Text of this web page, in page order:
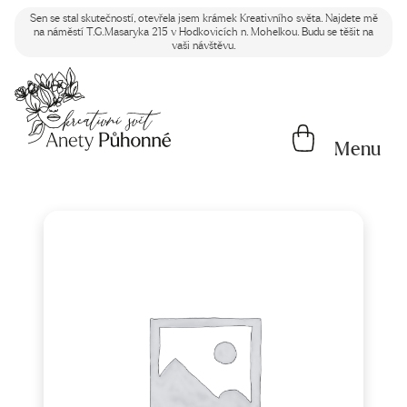
Sen se stal skutečností, otevřela jsem krámek Kreativního světa. Najdete mě
na náměstí T.G.Masaryka 215 v Hodkovicích n. Mohelkou. Budu se těšit na
vaši návštěvu.
Menu